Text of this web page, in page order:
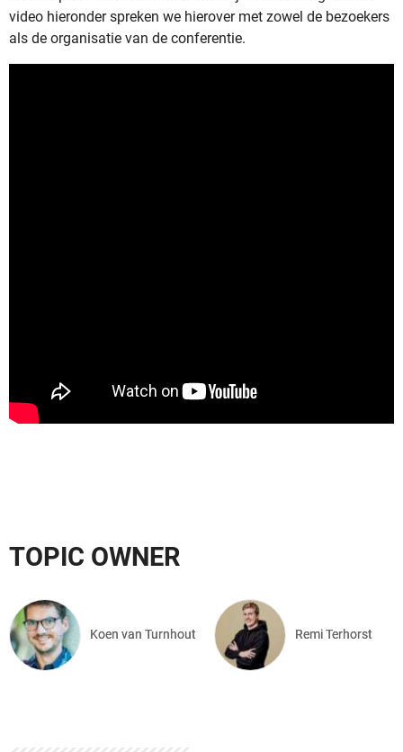
video hieronder spreken we hierover met zowel de bezoekers
als de organisatie van de conferentie.
TOPIC OWNER
Koen van Turnhout Remi Terhorst